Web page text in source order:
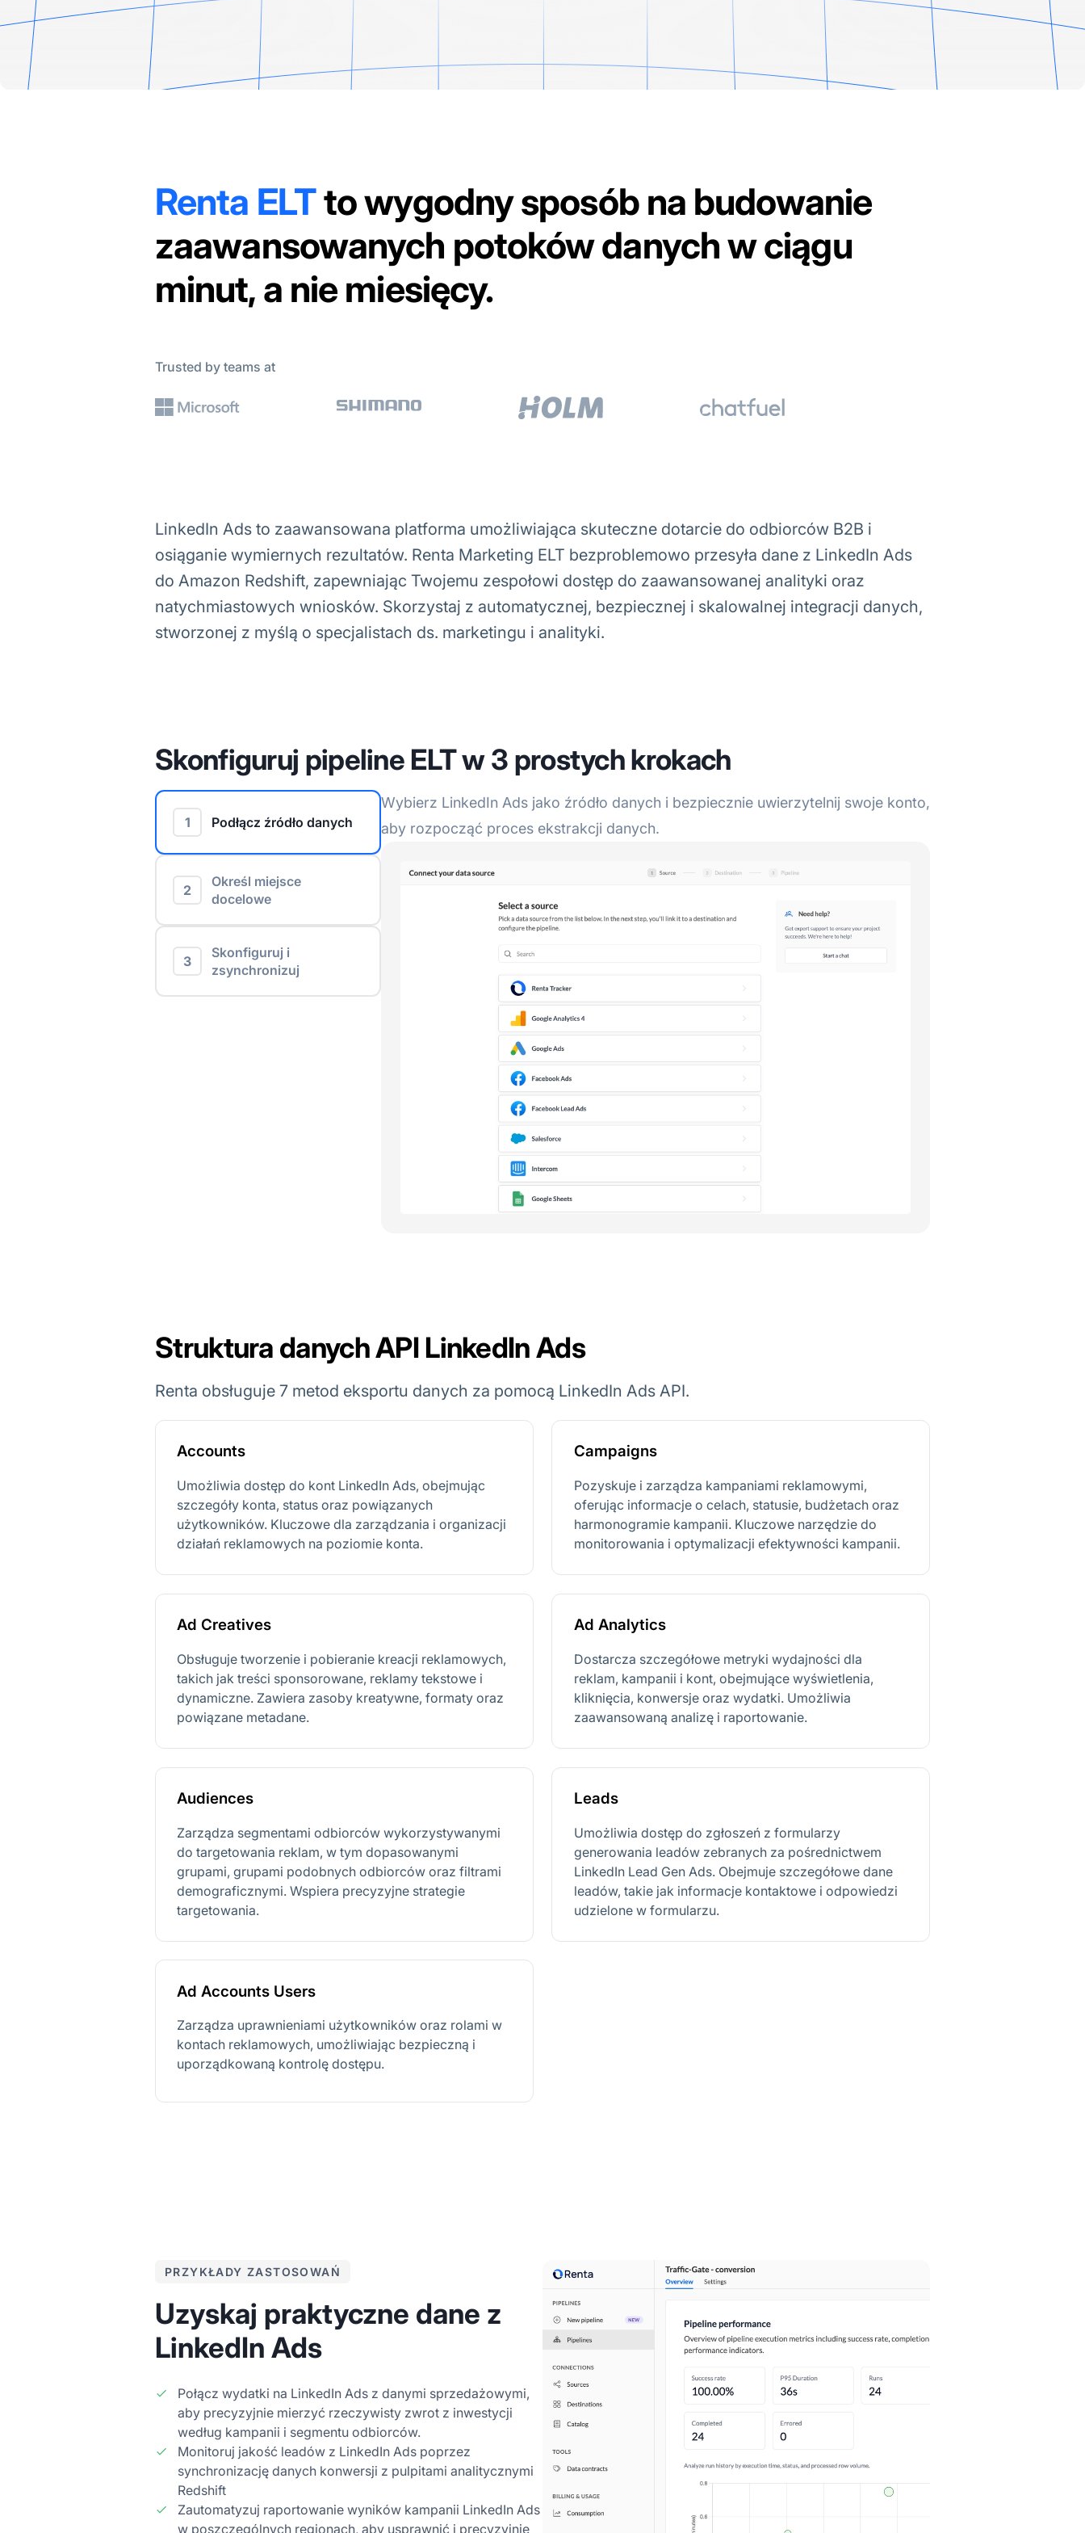
Renta ELTto wygodny sposób na budowanie
zaawansowanych potoków danych w ciągu
minut, a nie miesięcy.
Trusted by teams at
LinkedIn Ads to zaawansowana platforma umożliwiająca skuteczne dotarcie do odbiorców B2B i
osiąganie wymiernych rezultatów. Renta Marketing ELT bezproblemowo przesyła dane z LinkedIn Ads
do Amazon Redshift, zapewniając Twojemu zespołowi dostęp do zaawansowanej analityki oraz
natychmiastowych wniosków. Skorzystaj z automatycznej, bezpiecznej i skalowalnej integracji danych,
stworzonej z myślą o specjalistach ds. marketingu i analityki.
Skonfiguruj pipeline ELT w 3 prostych krokach
1 Podłącz źródło danych
2
Określ miejsce
docelowe
3
Skonfiguruj i
zsynchronizuj
Wybierz LinkedIn Ads jako źródło danych i bezpiecznie uwierzytelnij swoje konto,
aby rozpocząć proces ekstrakcji danych.
Struktura danych API LinkedIn Ads
Renta obsługuje 7 metod eksportu danych za pomocą LinkedIn Ads API.
Accounts
Umożliwia dostęp do kont LinkedIn Ads, obejmując
szczegóły konta, status oraz powiązanych
użytkowników. Kluczowe dla zarządzania i organizacji
działań reklamowych na poziomie konta.
Campaigns
Pozyskuje i zarządza kampaniami reklamowymi,
oferując informacje o celach, statusie, budżetach oraz
harmonogramie kampanii. Kluczowe narzędzie do
monitorowania i optymalizacji efektywności kampanii.
Ad Creatives
Obsługuje tworzenie i pobieranie kreacji reklamowych,
takich jak treści sponsorowane, reklamy tekstowe i
dynamiczne. Zawiera zasoby kreatywne, formaty oraz
powiązane metadane.
Ad Analytics
Dostarcza szczegółowe metryki wydajności dla
reklam, kampanii i kont, obejmujące wyświetlenia,
kliknięcia, konwersje oraz wydatki. Umożliwia
zaawansowaną analizę i raportowanie.
Audiences
Zarządza segmentami odbiorców wykorzystywanymi
do targetowania reklam, w tym dopasowanymi
grupami, grupami podobnych odbiorców oraz filtrami
demograficznymi. Wspiera precyzyjne strategie
targetowania.
Leads
Umożliwia dostęp do zgłoszeń z formularzy
generowania leadów zebranych za pośrednictwem
LinkedIn Lead Gen Ads. Obejmuje szczegółowe dane
leadów, takie jak informacje kontaktowe i odpowiedzi
udzielone w formularzu.
Ad Accounts Users
Zarządza uprawnieniami użytkowników oraz rolami w
kontach reklamowych, umożliwiając bezpieczną i
uporządkowaną kontrolę dostępu.
PRZYKŁADY ZASTOSOWAŃ
Uzyskaj praktyczne dane z
LinkedIn Ads
Połącz wydatki na LinkedIn Ads z danymi sprzedażowymi,
aby precyzyjnie mierzyć rzeczywisty zwrot z inwestycji
według kampanii i segmentu odbiorców.
Monitoruj jakość leadów z LinkedIn Ads poprzez
synchronizację danych konwersji z pulpitami analitycznymi
Redshift
Zautomatyzuj raportowanie wyników kampanii LinkedIn Ads
w poszczególnych regionach, aby usprawnić i precyzyjnie